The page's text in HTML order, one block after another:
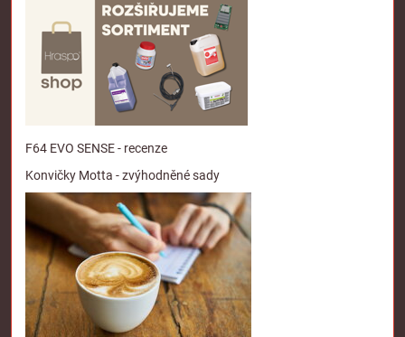
F64 EVO SENSE - recenze
Konvičky Motta - zvýhodněné sady